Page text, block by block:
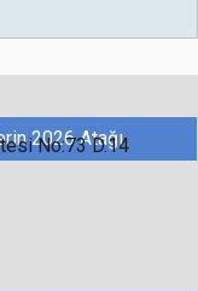
2026 Atağı
No:73 D.14